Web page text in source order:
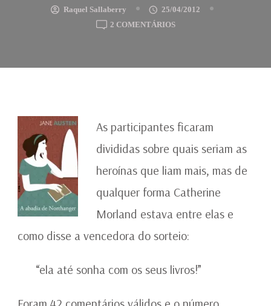
Raquel Sallaberry
25/04/2012
2 COMENTÁRIOSEM
DO
SORTEIO
As participantes ficaram
divididas sobre quais seriam as
heroínas que liam mais, mas de
qualquer forma Catherine
Morland estava entre elas e
como disse a vencedora do sorteio:
“ela até sonha com os seus livros!”